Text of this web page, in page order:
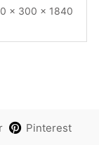
x 300 x 1840
Pinterest